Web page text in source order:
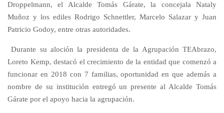
Droppelmann, el Alcalde Tomás Gárate, la concejala Nataly
Muñoz y los ediles Rodrigo Schnettler, Marcelo Salazar y Juan
Patricio Godoy, entre otras autoridades.
Durante su aloción la presidenta de la Agrupación TEAbrazo,
Loreto Kemp, destacó el crecimiento de la entidad que comenzó a
funcionar en 2018 con 7 familias, oportunidad en que además a
nombre de su institución entregó un presente al Alcalde Tomás
Gárate por el apoyo hacia la agrupación.